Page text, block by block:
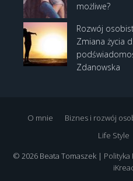
możliwe?
Rozwój
Zmiana życia
Zdanowska
O mnie Biznes i rozwój
Life Style
© 2026 Beata Tomaszek | Polityka